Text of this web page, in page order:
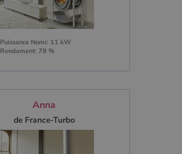
Puissance Nomi: 11 kW
Rendement: 79 %
Anna
de France-Turbo